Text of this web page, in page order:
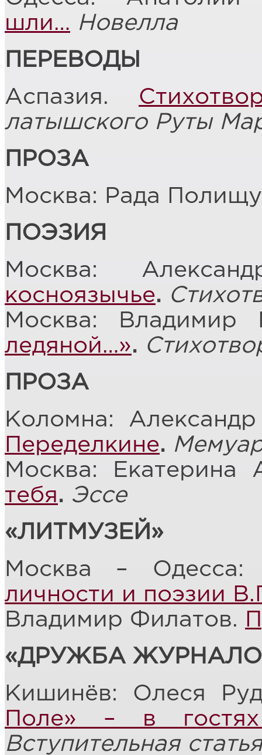
шли… Новелла
ПЕРЕВОДЫ
Аспазия.
латышского Руты
ПРОЗА
Москва: Рада
ПОЭЗИЯ
Москва:
косноязычье.
Москва:
ледяной…».
ПРОЗА
Коломна:
Переделкине.
Москва: Екатерина
тебя. Эссе
«ЛИТМУЗЕЙ»
Москва –
личности и поэзии
Владимир Филатов.
«ДРУЖБА
Кишинёв: Олеся
Поле» – в
Вступительная статья